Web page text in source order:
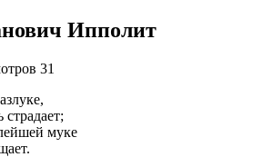
Ипполит
31
муке